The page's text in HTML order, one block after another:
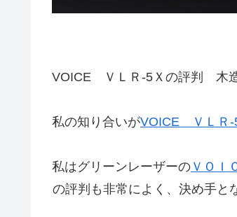
VOICE ＶＬＲ-5Ｘの評判 木
私の知り合いがVOICE ＶＬＲ-
私はグリーンレーザーの ＶＯＩ
の評判も非常によく、決め手と